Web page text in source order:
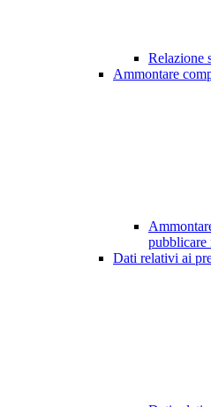
Relazione
Ammontare
pubblicare
Dati relativi ai